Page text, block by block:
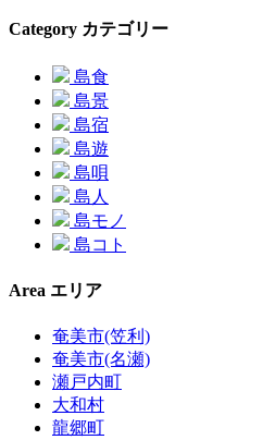
Category カテゴリー
島食
島景
島宿
島遊
島唄
島人
島モノ
島コト
Area エリア
奄美市(笠利)
奄美市(名瀬)
瀬戸内町
大和村
龍郷町